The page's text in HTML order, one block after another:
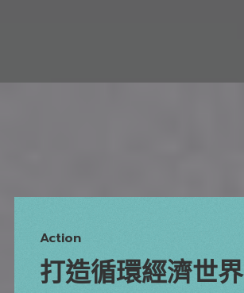
Action
打造循環經濟世界